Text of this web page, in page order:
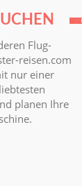
Flug-
reisen.com
nur einer
planen Ihre
RU
RU
UA
UZ
KZ
BY
AZ
KZ